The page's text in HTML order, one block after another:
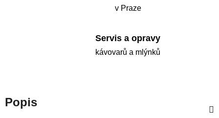
v Praze
Servis a opravy
kávovarů a mlýnků
Popis